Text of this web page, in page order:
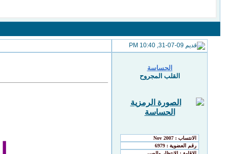
الحساسة
القلب المجروح